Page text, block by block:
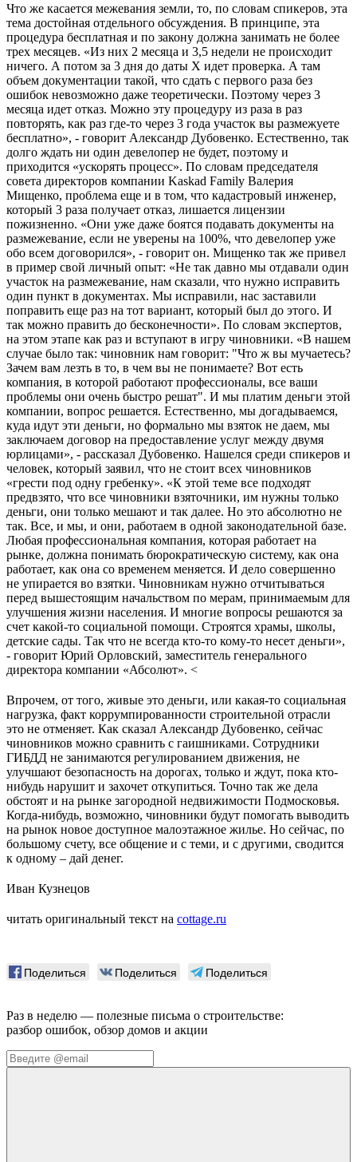
Что же касается межевания земли, то, по словам спикеров, эта
тема достойная отдельного обсуждения. В принципе, эта
процедура бесплатная и по закону должна занимать не более
трех месяцев. «Из них 2 месяца и 3,5 недели не происходит
ничего. А потом за 3 дня до даты Х идет проверка. А там
объем документации такой, что сдать с первого раза без
ошибок невозможно даже теоретически. Поэтому через 3
месяца идет отказ. Можно эту процедуру из раза в раз
повторять, как раз где-то через 3 года участок вы размежуете
бесплатно», - говорит Александр Дубовенко. Естественно, так
долго ждать ни один девелопер не будет, поэтому и
приходится «ускорять процесс». По словам председателя
совета директоров компании Kaskad Family Валерия
Мищенко, проблема еще и в том, что кадастровый инженер,
который 3 раза получает отказ, лишается лицензии
пожизненно. «Они уже даже боятся подавать документы на
размежевание, если не уверены на 100%, что девелопер уже
обо всем договорился», - говорит он. Мищенко так же привел
в пример свой личный опыт: «Не так давно мы отдавали один
участок на размежевание, нам сказали, что нужно исправить
один пункт в документах. Мы исправили, нас заставили
поправить еще раз на тот вариант, который был до этого. И
так можно править до бесконечности». По словам экспертов,
на этом этапе как раз и вступают в игру чиновники. «В нашем
случае было так: чиновник нам говорит: "Что ж вы мучаетесь?
Зачем вам лезть в то, в чем вы не понимаете? Вот есть
компания, в которой работают профессионалы, все ваши
проблемы они очень быстро решат". И мы платим деньги этой
компании, вопрос решается. Естественно, мы догадываемся,
куда идут эти деньги, но формально мы взяток не даем, мы
заключаем договор на предоставление услуг между двумя
юрлицами», - рассказал Дубовенко. Нашелся среди спикеров и
человек, который заявил, что не стоит всех чиновников
«грести под одну гребенку». «К этой теме все подходят
предвзято, что все чиновники взяточники, им нужны только
деньги, они только мешают и так далее. Но это абсолютно не
так. Все, и мы, и они, работаем в одной законодательной базе.
Любая профессиональная компания, которая работает на
рынке, должна понимать бюрократическую систему, как она
работает, как она со временем меняется. И дело совершенно
не упирается во взятки. Чиновникам нужно отчитываться
перед вышестоящим начальством по мерам, принимаемым для
улучшения жизни населения. И многие вопросы решаются за
счет какой-то социальной помощи. Строятся храмы, школы,
детские сады. Так что не всегда кто-то кому-то несет деньги»,
- говорит Юрий Орловский, заместитель генерального
директора компании «Абсолют». <
Впрочем, от того, живые это деньги, или какая-то социальная
нагрузка, факт коррумпированности строительной отрасли
это не отменяет. Как сказал Александр Дубовенко, сейчас
чиновников можно сравнить с гаишниками. Сотрудники
ГИБДД не занимаются регулированием движения, не
улучшают безопасность на дорогах, только и ждут, пока кто-
нибудь нарушит и захочет откупиться. Точно так же дела
обстоят и на рынке загородной недвижимости Подмосковья.
Когда-нибудь, возможно, чиновники будут помогать выводить
на рынок новое доступное малоэтажное жилье. Но сейчас, по
большому счету, все общение и с теми, и с другими, сводится
к одному – дай денег.
Иван Кузнецов
читать оригинальный текст на cottage.ru
Поделиться Поделиться Поделиться
Раз в неделю — полезные письма о строительстве:
разбор ошибок, обзор домов и акции